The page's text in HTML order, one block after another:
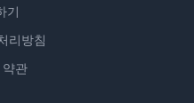
기
리방침
관